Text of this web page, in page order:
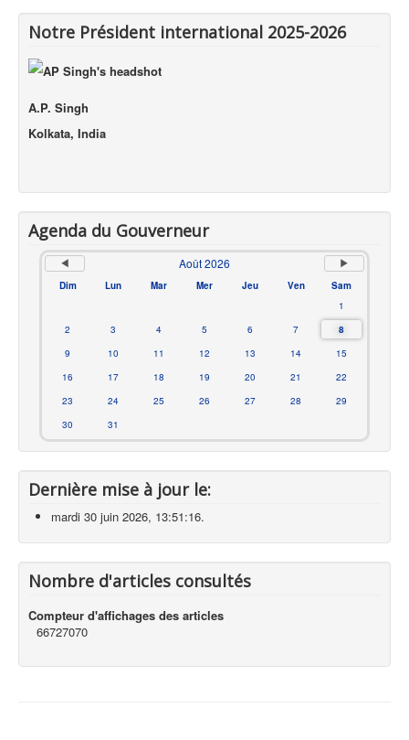
Notre Président international 2025-2026
A.P. Singh
Kolkata, India
Agenda du Gouverneur
Août 2026
Dim Lun Mar Mer Jeu Ven
Sam
1
2
3 4 5 6 7
8
9
10 11 12 13 14
15
16
17 18 19 20 21
22
23
24 25 26 27 28
29
30
31
Dernière mise à jour le:
mardi 30 juin 2026, 13:51:16.
Nombre d'articles consultés
Compteur d'affichages des articles
66727070